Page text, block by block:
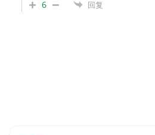
6 回复